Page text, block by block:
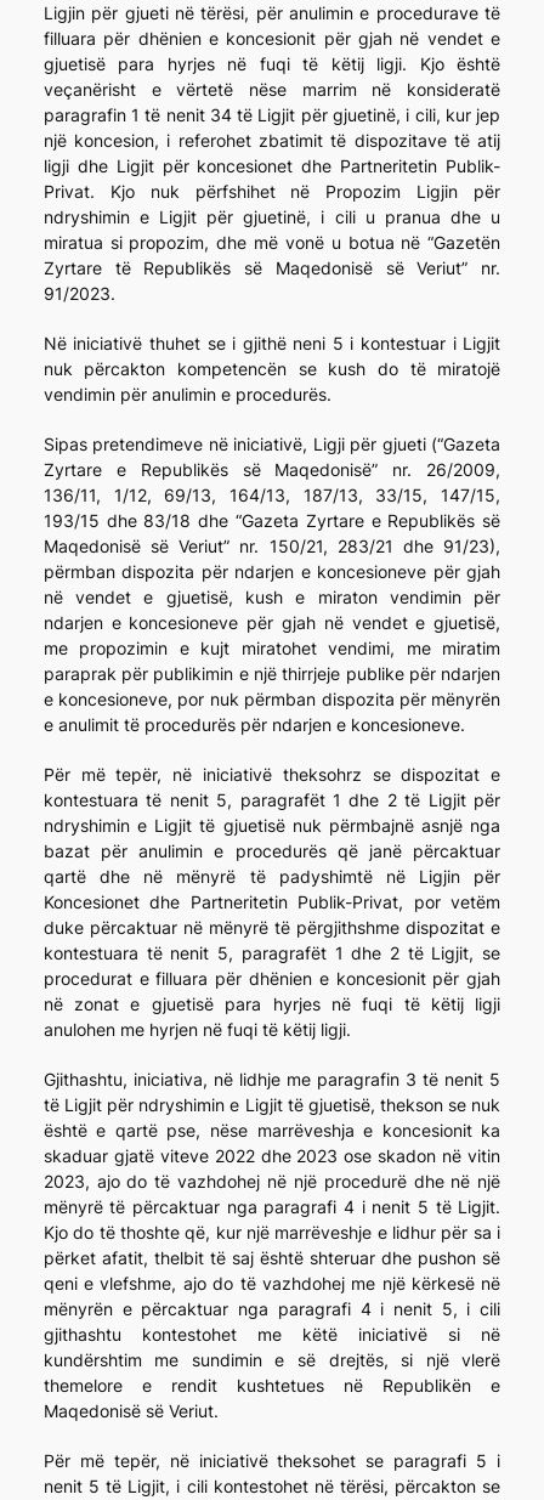
Ligjin për gjueti në tërësi, për anulimin e procedurave të
filluara për dhënien e koncesionit për gjah në vendet e
gjuetisë para hyrjes në fuqi të këtij ligji. Kjo është
veçanërisht e vërtetë nëse marrim në konsideratë
paragrafin 1 të nenit 34 të Ligjit për gjuetinë, i cili, kur jep
një koncesion, i referohet zbatimit të dispozitave të atij
ligji dhe Ligjit për koncesionet dhe Partneritetin Publik-
Privat. Kjo nuk përfshihet në Propozim Ligjin për
ndryshimin e Ligjit për gjuetinë, i cili u pranua dhe u
miratua si propozim, dhe më vonë u botua në “Gazetën
Zyrtare të Republikës së Maqedonisë së Veriut” nr.
91/2023.
Në iniciativë thuhet se i gjithë neni 5 i kontestuar i Ligjit
nuk përcakton kompetencën se kush do të miratojë
vendimin për anulimin e procedurës.
Sipas pretendimeve në iniciativë, Ligji për gjueti (“Gazeta
Zyrtare e Republikës së Maqedonisë” nr. 26/2009,
136/11, 1/12, 69/13, 164/13, 187/13, 33/15, 147/15,
193/15 dhe 83/18 dhe “Gazeta Zyrtare e Republikës së
Maqedonisë së Veriut” nr. 150/21, 283/21 dhe 91/23),
përmban dispozita për ndarjen e koncesioneve për gjah
në vendet e gjuetisë, kush e miraton vendimin për
ndarjen e koncesioneve për gjah në vendet e gjuetisë,
me propozimin e kujt miratohet vendimi, me miratim
paraprak për publikimin e një thirrjeje publike për ndarjen
e koncesioneve, por nuk përmban dispozita për mënyrën
e anulimit të procedurës për ndarjen e koncesioneve.
Për më tepër, në iniciativë theksohrz se dispozitat e
kontestuara të nenit 5, paragrafët 1 dhe 2 të Ligjit për
ndryshimin e Ligjit të gjuetisë nuk përmbajnë asnjë nga
bazat për anulimin e procedurës që janë përcaktuar
qartë dhe në mënyrë të padyshimtë në Ligjin për
Koncesionet dhe Partneritetin Publik-Privat, por vetëm
duke përcaktuar në mënyrë të përgjithshme dispozitat e
kontestuara të nenit 5, paragrafët 1 dhe 2 të Ligjit, se
procedurat e filluara për dhënien e koncesionit për gjah
në zonat e gjuetisë para hyrjes në fuqi të këtij ligji
anulohen me hyrjen në fuqi të këtij ligji.
Gjithashtu, iniciativa, në lidhje me paragrafin 3 të nenit 5
të Ligjit për ndryshimin e Ligjit të gjuetisë, thekson se nuk
është e qartë pse, nëse marrëveshja e koncesionit ka
skaduar gjatë viteve 2022 dhe 2023 ose skadon në vitin
2023, ajo do të vazhdohej në një procedurë dhe në një
mënyrë të përcaktuar nga paragrafi 4 i nenit 5 të Ligjit.
Kjo do të thoshte që, kur një marrëveshje e lidhur për sa i
përket afatit, thelbit të saj është shteruar dhe pushon së
qeni e vlefshme, ajo do të vazhdohej me një kërkesë në
mënyrën e përcaktuar nga paragrafi 4 i nenit 5, i cili
gjithashtu kontestohet me këtë iniciativë si në
kundërshtim me sundimin e së drejtës, si një vlerë
themelore e rendit kushtetues në Republikën e
Maqedonisë së Veriut.
Për më tepër, në iniciativë theksohet se paragrafi 5 i
nenit 5 të Ligjit, i cili kontestohet në tërësi, përcakton se